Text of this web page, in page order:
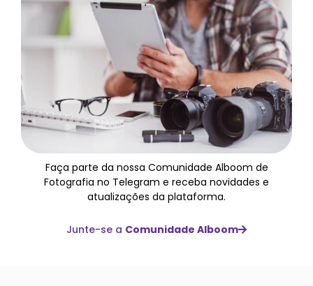
Faça parte da nossa Comunidade Alboom de
Fotografia no Telegram e receba novidades e
atualizações da plataforma.
Junte-se a Comunidade Alboom